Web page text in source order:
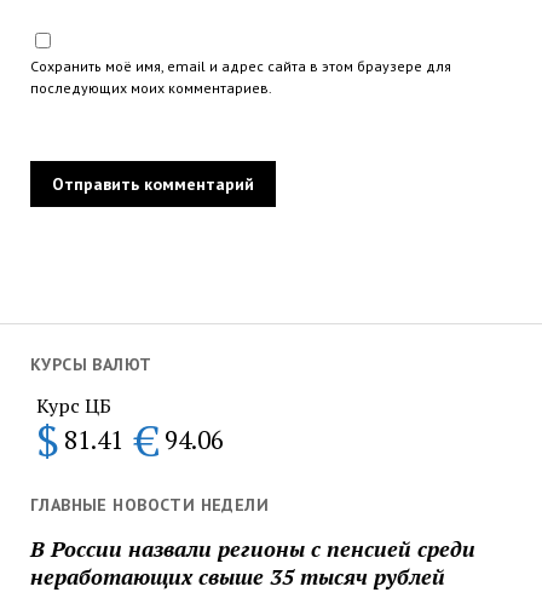
КУРСЫ ВАЛЮТ
Курс ЦБ
$ 81.41 € 94.06
ГЛАВНЫЕ НОВОСТИ НЕДЕЛИ
В России назвали регионы с пенсией среди
неработающих свыше 35 тысяч рублей
Сохранить моё имя, email и адрес сайта в этом браузере для
последующих моих комментариев.